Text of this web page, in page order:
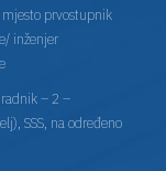
prvostupnik
inženjer
– 2 –
SSS, na određeno